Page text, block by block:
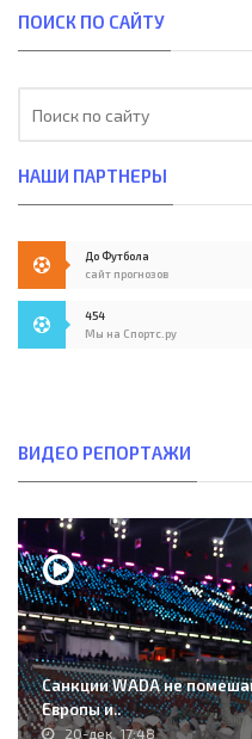
ПОИСК ПО САЙТУ
НАШИ ПАРТНЕРЫ
До Футбола
сайт прогнозов
454
Мы на Спортс.ру
ВИДЕО РЕПОРТАЖИ
Санкции WADA не
Европы и..
20-дек, 17:48